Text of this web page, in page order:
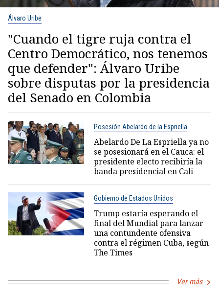
Álvaro Uribe
"Cuando el tigre ruja contra el
Centro Democrático, nos tenemos
que defender": Álvaro Uribe
sobre disputas por la presidencia
del Senado en Colombia
Posesión Abelardo de la Espriella
Abelardo De La Espriella ya no
se posesionará en el Cauca: el
presidente electo recibiría la
banda presidencial en Cali
Gobierno de Estados Unidos
Trump estaría esperando el
final del Mundial para lanzar
una contundente ofensiva
contra el régimen Cuba, según
The Times
Ver más